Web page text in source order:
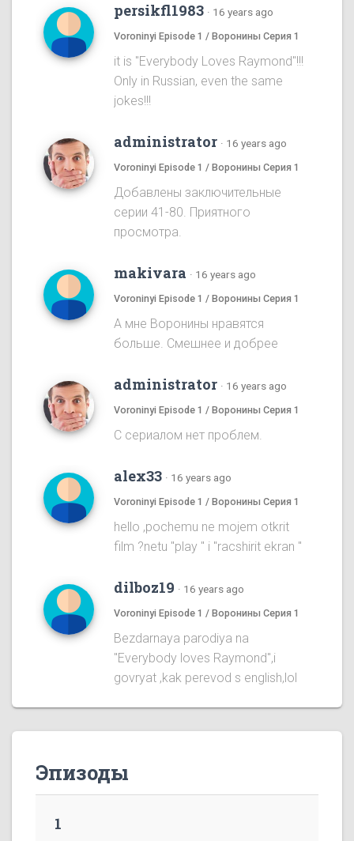
persikfl1983 · 16 years ago
Voroninyi Episode 1 / Воронины Серия 1
it is "Everybody Loves Raymond"!!!
Only in Russian, even the same
jokes!!!
administrator · 16 years ago
Voroninyi Episode 1 / Воронины Серия 1
Добавлены заключительные
серии 41-80. Приятного
просмотра.
makivara · 16 years ago
Voroninyi Episode 1 / Воронины Серия 1
А мне Воронины нравятся
больше. Смешнее и добрее
administrator · 16 years ago
Voroninyi Episode 1 / Воронины Серия 1
С сериалом нет проблем.
alex33 · 16 years ago
Voroninyi Episode 1 / Воронины Серия 1
hello ,pochemu ne mojem otkrit
film ?netu "play " i "racshirit ekran "
dilboz19 · 16 years ago
Voroninyi Episode 1 / Воронины Серия 1
Bezdarnaya parodiya na
''Everybody loves Raymond'',i
govryat ,kak perevod s english,lol
Эпизоды
1